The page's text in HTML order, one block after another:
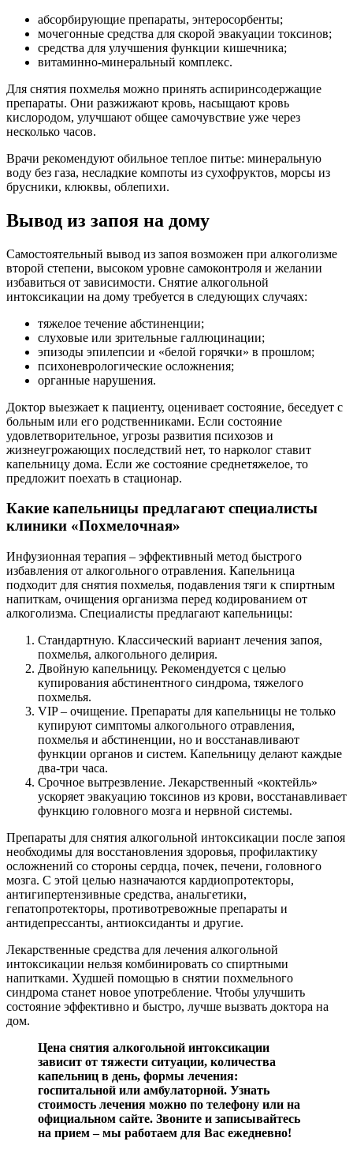
абсорбирующие препараты, энтеросорбенты;
мочегонные средства для скорой эвакуации токсинов;
средства для улучшения функции кишечника;
витаминно-минеральный комплекс.
Для снятия похмелья можно принять аспиринсодержащие
препараты. Они разжижают кровь, насыщают кровь
кислородом, улучшают общее самочувствие уже через
несколько часов.
Врачи рекомендуют обильное теплое питье: минеральную
воду без газа, несладкие компоты из сухофруктов, морсы из
брусники, клюквы, облепихи.
Вывод из запоя на дому
Самостоятельный вывод из запоя возможен при алкоголизме
второй степени, высоком уровне самоконтроля и желании
избавиться от зависимости. Снятие алкогольной
интоксикации на дому требуется в следующих случаях:
тяжелое течение абстиненции;
слуховые или зрительные галлюцинации;
эпизоды эпилепсии и «белой горячки» в прошлом;
психоневрологические осложнения;
органные нарушения.
Доктор выезжает к пациенту, оценивает состояние, беседует с
больным или его родственниками. Если состояние
удовлетворительное, угрозы развития психозов и
жизнеугрожающих последствий нет, то нарколог ставит
капельницу дома. Если же состояние среднетяжелое, то
предложит поехать в стационар.
Какие капельницы предлагают специалисты
клиники «Похмелочная»
Инфузионная терапия – эффективный метод быстрого
избавления от алкогольного отравления. Капельница
подходит для снятия похмелья, подавления тяги к спиртным
напиткам, очищения организма перед кодированием от
алкоголизма. Специалисты предлагают капельницы:
Стандартную. Классический вариант лечения запоя,
похмелья, алкогольного делирия.
Двойную капельницу. Рекомендуется с целью
купирования абстинентного синдрома, тяжелого
похмелья.
VIP – очищение. Препараты для капельницы не только
купируют симптомы алкогольного отравления,
похмелья и абстиненции, но и восстанавливают
функции органов и систем. Капельницу делают каждые
два-три часа.
Срочное вытрезвление. Лекарственный «коктейль»
ускоряет эвакуацию токсинов из крови, восстанавливает
функцию головного мозга и нервной системы.
Препараты для снятия алкогольной интоксикации после запоя
необходимы для восстановления здоровья, профилактику
осложнений со стороны сердца, почек, печени, головного
мозга. С этой целью назначаются кардиопротекторы,
антигипертензивные средства, анальгетики,
гепатопротекторы, противотревожные препараты и
антидепрессанты, антиоксиданты и другие.
Лекарственные средства для лечения алкогольной
интоксикации нельзя комбинировать со спиртными
напитками. Худшей помощью в снятии похмельного
синдрома станет новое употребление. Чтобы улучшить
состояние эффективно и быстро, лучше вызвать доктора на
дом.
Цена снятия алкогольной интоксикации
зависит от тяжести ситуации, количества
капельниц в день, формы лечения:
госпитальной или амбулаторной. Узнать
стоимость лечения можно по телефону или на
официальном сайте. Звоните и записывайтесь
на прием – мы работаем для Вас ежедневно!